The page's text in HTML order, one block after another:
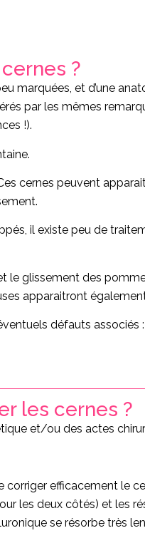
?
marquées, et d’une
par les mêmes
!).
cernes peuvent
il existe peu de
le glissement des
apparaitront
défauts associés
les cernes ?
et/ou des actes
corriger efficacement le
les deux côtés) et les
se résorbe très